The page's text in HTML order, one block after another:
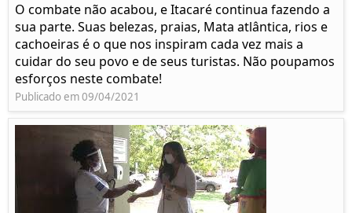
O combate não acabou, e Itacaré continua fazendo a
sua parte. Suas belezas, praias, Mata atlântica, rios e
cachoeiras é o que nos inspiram cada vez mais a
cuidar do seu povo e de seus turistas. Não poupamos
esforços neste combate!
Publicado em 09/04/2021